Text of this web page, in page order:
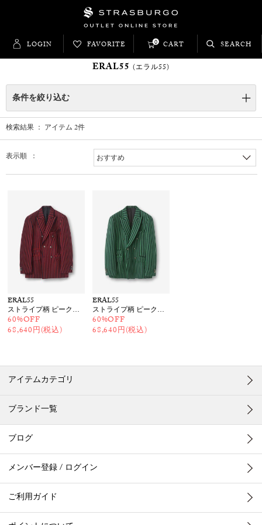
LOGIN FAVORITE CART
0 SEARCH
ERAL55 (エラル55)
条件を絞り込む
検索結果 ： アイテム 2件
表示順 ：
ERAL55
ストライプ柄 ピークドダブルジャケット
60%OFF
68,640円(税込)
ERAL55
ストライプ柄 ピークドダブルジャケット
60%OFF
68,640円(税込)
アイテムカテゴリ
ブランド一覧
ブログ
メンバー登録 / ログイン
ご利用ガイド